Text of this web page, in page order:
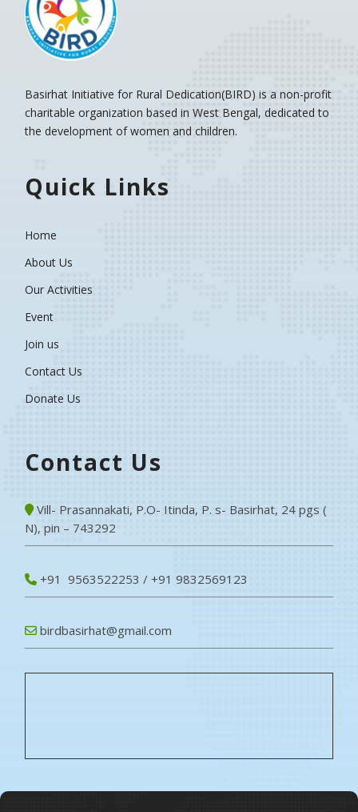
Basirhat Initiative for Rural Dedication(BIRD) is a non-profit
charitable organization based in West Bengal, dedicated to
the development of women and children.
Quick Links
Home
About Us
Our Activities
Event
Join us
Contact Us
Donate Us
Contact Us
Vill- Prasannakati, P.O- Itinda, P. s- Basirhat, 24 pgs (
N), pin – 743292
+91 9563522253 / +91 9832569123
birdbasirhat@gmail.com